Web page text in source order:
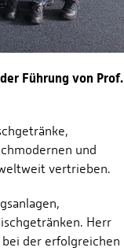
Führung von Prof.
und
vertrieben.
Herr
bei der erfolgreichen